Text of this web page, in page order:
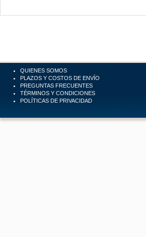
QUIENES SOMOS
PLAZOS Y COSTOS DE ENVÍO
PREGUNTAS FRECUENTES
TÉRMINOS Y CONDICIONES
POLÍTICAS DE PRIVACIDAD